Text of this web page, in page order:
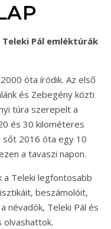
óta íródik. Az első
és Zebegény közti
túra szerepelt a
és 30 kilométeres
sőt 2016 óta egy 10
a tavaszi napon.
a Teleki legfontosabb
beszámolóit,
névadók, Teleki Pál és
olvashattok.